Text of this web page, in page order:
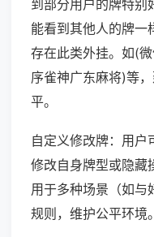
到部分用户的牌特别
能看到其他人的牌一
存在此类外挂。如(
序雀神广东麻将)等
平。
自定义修改牌：用户
修改自身牌型或隐藏
用于多种场景（如与
规则，维护公平环境。